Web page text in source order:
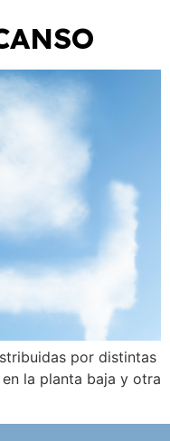
por distintas
la planta baja y otra